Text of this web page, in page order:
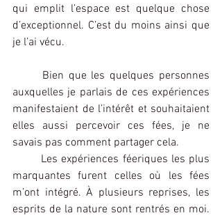
qui emplit l’espace est quelque chose
d’exceptionnel. C’est du moins ainsi que
je l’ai vécu.
auxquelles je parlais de ces expériences
manifestaient de l’intérêt et souhaitaient
elles aussi percevoir ces fées, je ne
savais pas comment partager cela.
marquantes furent celles où les fées
m’ont intégré. À plusieurs reprises, les
esprits de la nature sont rentrés en moi.